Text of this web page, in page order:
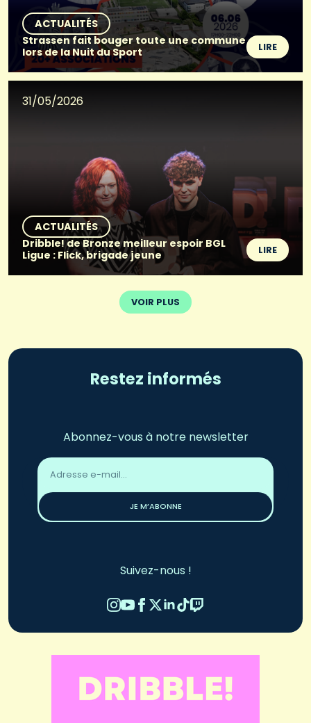
ACTUALITÉS
Strassen fait bouger toute une commune
lors de la Nuit du Sport
LIRE
31/05/2026
ACTUALITÉS
Dribble! de Bronze meilleur espoir BGL
Ligue : Flick, brigade jeune
LIRE
VOIR PLUS
Restez informés
Abonnez-vous à notre newsletter
Adresse
email
JE M’ABONNE
Suivez-nous !